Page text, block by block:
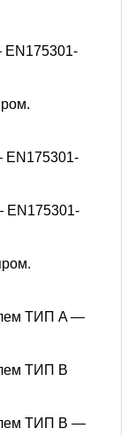
ТИП A —
ТИП B
ТИП B —